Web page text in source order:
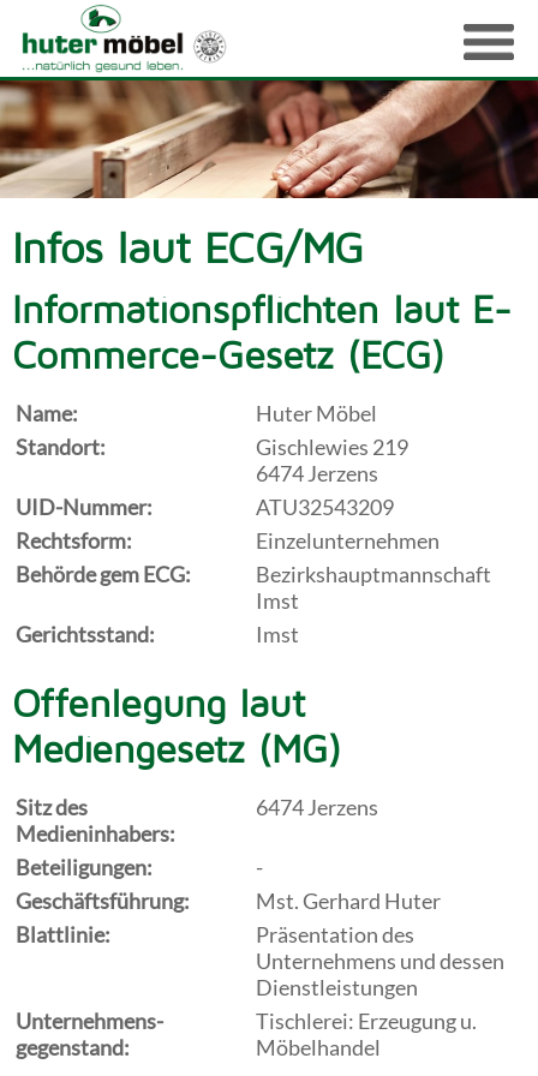
Infos laut ECG/MG
Informationspflichten laut E-
Commerce-Gesetz (ECG)
Name:
Huter Möbel
Standort:
Gischlewies 219
6474 Jerzens
UID-Nummer:
ATU32543209
Rechtsform:
Einzelunternehmen
Behörde gem ECG:
Bezirkshauptmannschaft
Imst
Gerichtsstand:
Imst
Offenlegung laut
Mediengesetz (MG)
Sitz des
Medieninhabers:
6474 Jerzens
Beteiligungen:
-
Geschäftsführung:
Mst. Gerhard Huter
Blattlinie:
Präsentation des
Unternehmens und dessen
Dienstleistungen
Unternehmens-
gegenstand:
Tischlerei: Erzeugung u.
Möbelhandel